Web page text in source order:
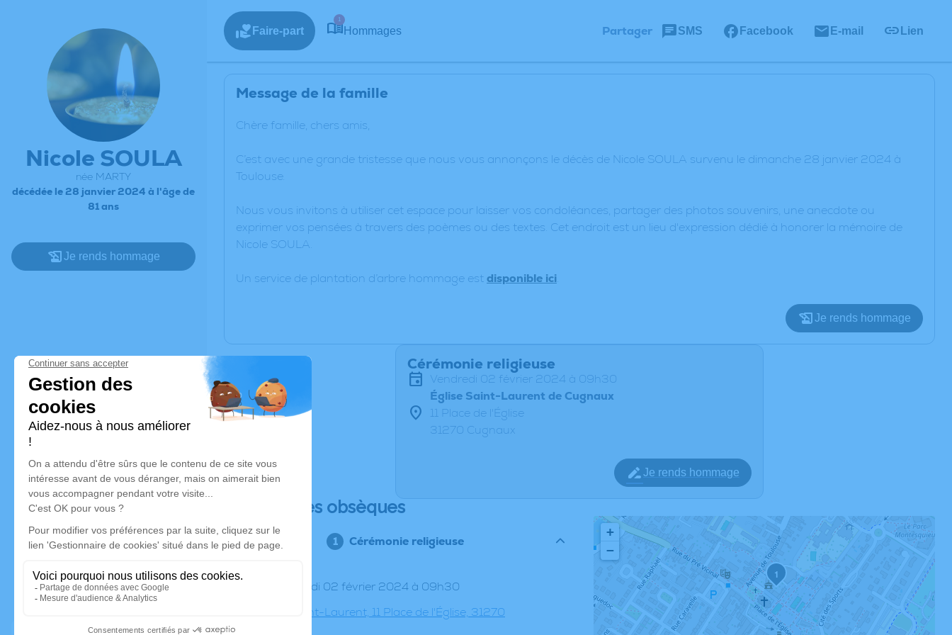
Nicole SOULA
née MARTY
décédée le 28 janvier 2024 à l'âge de
81 ans
Je rends hommage
Faire-part
1
Hommages Partager SMS Facebook E-mail Lien
Message de la famille
Chère famille, chers amis,
C’est avec une grande tristesse que nous vous annonçons le décès de Nicole SOULA survenu le dimanche 28 janvier 2024 à
Toulouse.
Nous vous invitons à utiliser cet espace pour laisser vos condoléances, partager des photos souvenirs, une anecdote ou
exprimer vos pensées à travers des poèmes ou des textes. Cet endroit est un lieu d'expression dédié à honorer la mémoire de
Nicole SOULA.
Un service de plantation d’arbre hommage est disponible ici
Je rends hommage
Cérémonie religieuse
vendredi 02 février 2024 à 09h30
Église Saint-Laurent de Cugnaux
11 Place de l'Église
31270 Cugnaux
Je rends hommage
Déroulé des obsèques
Cérémonie religieuse
Le vendredi 02 février 2024 à 09h30
Église Saint-Laurent, 11 Place de l'Église, 31270
1
+
−